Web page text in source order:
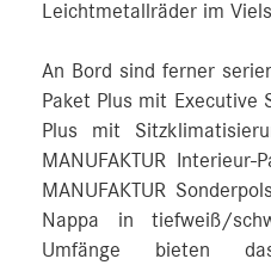
Leichtmetallräder im
An Bord sind ferner
Paket Plus mit Executive
Plus mit
MANUFAKTUR
MANUFAKTUR
Nappa in tiefweiß/
Umfänge bieten